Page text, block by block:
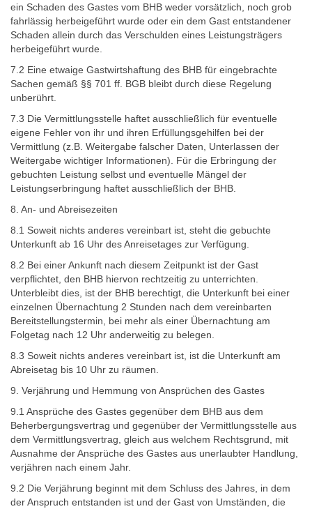
ein Schaden des Gastes vom BHB weder vorsätzlich, noch grob
fahrlässig herbeigeführt wurde oder ein dem Gast entstandener
Schaden allein durch das Verschulden eines Leistungsträgers
herbeigeführt wurde.
7.2 Eine etwaige Gastwirtshaftung des BHB für eingebrachte
Sachen gemäß §§ 701 ff. BGB bleibt durch diese Regelung
unberührt.
7.3 Die Vermittlungsstelle haftet ausschließlich für eventuelle
eigene Fehler von ihr und ihren Erfüllungsgehilfen bei der
Vermittlung (z.B. Weitergabe falscher Daten, Unterlassen der
Weitergabe wichtiger Informationen). Für die Erbringung der
gebuchten Leistung selbst und eventuelle Mängel der
Leistungserbringung haftet ausschließlich der BHB.
8. An- und Abreisezeiten
8.1 Soweit nichts anderes vereinbart ist, steht die gebuchte
Unterkunft ab 16 Uhr des Anreisetages zur Verfügung.
8.2 Bei einer Ankunft nach diesem Zeitpunkt ist der Gast
verpflichtet, den BHB hiervon rechtzeitig zu unterrichten.
Unterbleibt dies, ist der BHB berechtigt, die Unterkunft bei einer
einzelnen Übernachtung 2 Stunden nach dem vereinbarten
Bereitstellungstermin, bei mehr als einer Übernachtung am
Folgetag nach 12 Uhr anderweitig zu belegen.
8.3 Soweit nichts anderes vereinbart ist, ist die Unterkunft am
Abreisetag bis 10 Uhr zu räumen.
9. Verjährung und Hemmung von Ansprüchen des Gastes
9.1 Ansprüche des Gastes gegenüber dem BHB aus dem
Beherbergungsvertrag und gegenüber der Vermittlungsstelle aus
dem Vermittlungsvertrag, gleich aus welchem Rechtsgrund, mit
Ausnahme der Ansprüche des Gastes aus unerlaubter Handlung,
verjähren nach einem Jahr.
9.2 Die Verjährung beginnt mit dem Schluss des Jahres, in dem
der Anspruch entstanden ist und der Gast von Umständen, die